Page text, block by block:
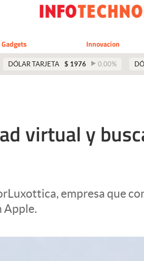
Gadgets Innovacion
DÓLAR TARJETA $ 1976 0.00%
virtual y
empresa que
Apple.